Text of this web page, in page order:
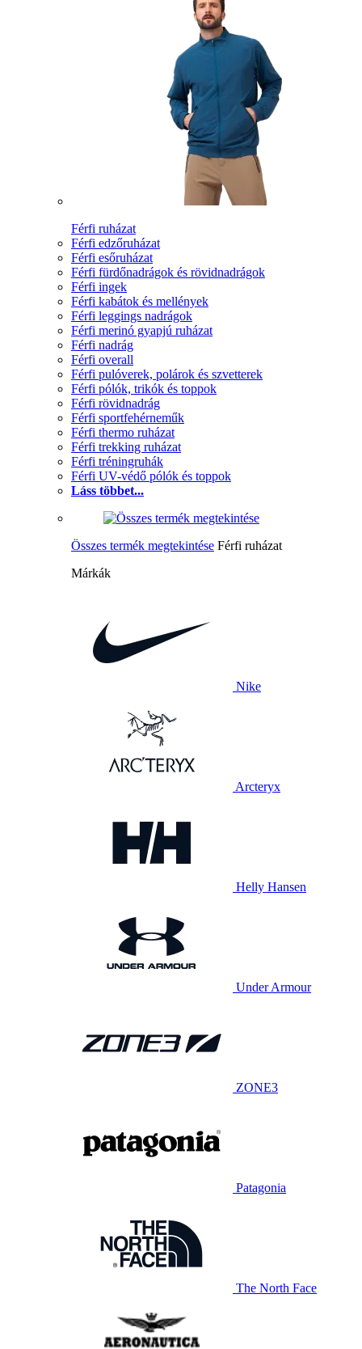
Férfi ruházat
Férfi edzőruházat
Férfi esőruházat
Férfi fürdőnadrágok és rövidnadrágok
Férfi ingek
Férfi kabátok és mellények
Férfi leggings nadrágok
Férfi merinó gyapjú ruházat
Férfi nadrág
Férfi overall
Férfi pulóverek, polárok és szvetterek
Férfi pólók, trikók és toppok
Férfi rövidnadrág
Férfi sportfehérneműk
Férfi thermo ruházat
Férfi trekking ruházat
Férfi tréningruhák
Férfi UV-védő pólók és toppok
Láss többet...
Összes termék megtekintése Férfi ruházat
Márkák
Nike
Arcteryx
Helly Hansen
Under Armour
ZONE3
Patagonia
The North Face